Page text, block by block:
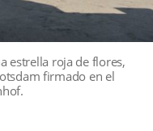
estrella roja de flores,
firmado en el